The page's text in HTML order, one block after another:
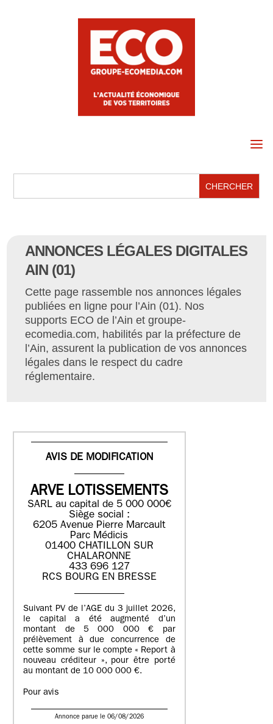
a
ANNONCES LÉGALES DIGITALES
AIN (01)
Cette page rassemble nos annonces légales
publiées en ligne pour l’Ain (01). Nos
supports ECO de l’Ain et groupe-
ecomedia.com, habilités par la préfecture de
l’Ain, assurent la publication de vos annonces
légales dans le respect du cadre
réglementaire.
AVIS DE MODIFICATION
ARVE LOTISSEMENTS
SARL au capital de 5 000 000€
Siège social :
6205 Avenue Pierre Marcault
Parc Médicis
01400 CHATILLON SUR
CHALARONNE
433 696 127
RCS BOURG EN BRESSE
Suivant PV de l’AGE du 3 juillet 2026,
le capital a été augmenté d’un
montant de 5 000 000 € par
prélèvement à due concurrence de
cette somme sur le compte « Report à
nouveau créditeur », pour être porté
au montant de 10 000 000 €.
Pour avis
Annonce parue le 06/08/2026